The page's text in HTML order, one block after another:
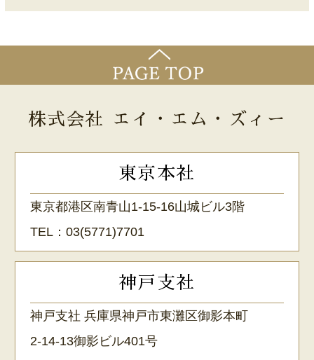
株式会社 エイ・エム・ズィー
東京本社
東京都港区南青山1-15-16山城ビル3階
TEL：03(5771)7701
神戸支社
神戸支社 兵庫県神戸市東灘区御影本町
2-14-13御影ビル401号